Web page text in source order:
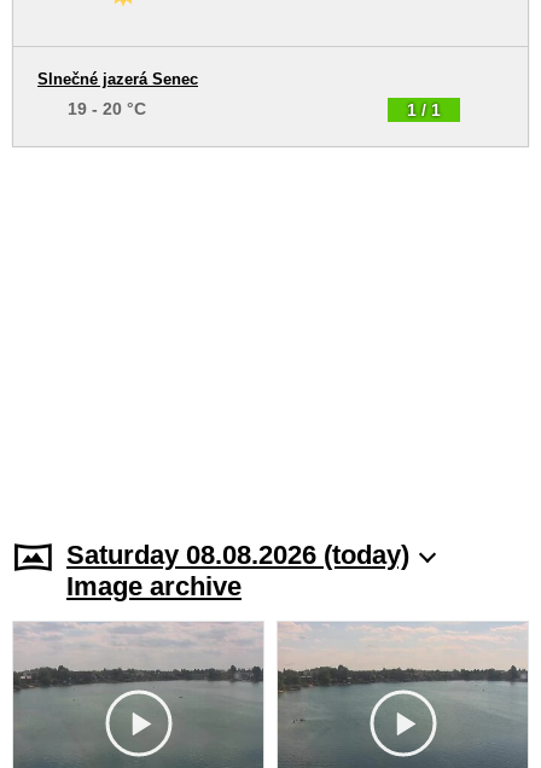
1 / 1
Slnečné jazerá Senec
19 - 20 °C
Saturday 08.08.2026 (today)
Image archive